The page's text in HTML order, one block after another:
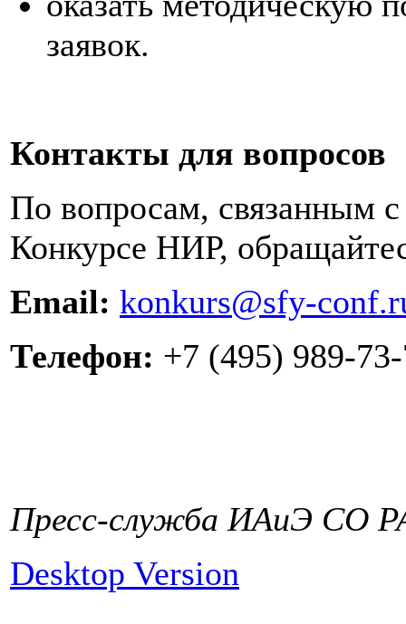
заявок.
Контакты для вопросов
По вопросам, связанным с
Конкурсе НИР,
Email: konkurs​@​sfy-
Телефон: +7 (495) 989-
Пресс-служба ИАиЭ СО
Desktop Version